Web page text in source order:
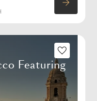
Featuring